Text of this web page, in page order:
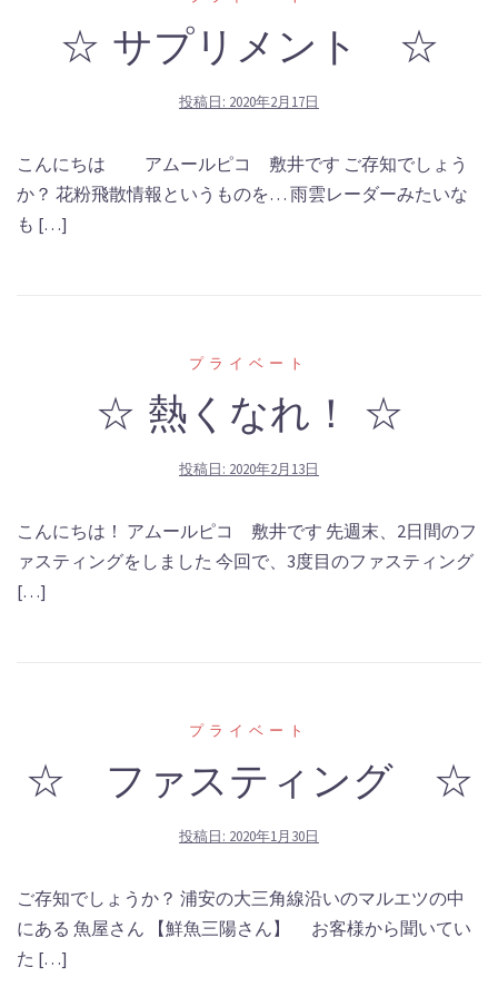
☆ サプリメント ☆
投稿日: 2020年2月17日
こんにちは アムールピコ 敷井です ご存知でしょう
か？ 花粉飛散情報というものを… 雨雲レーダーみたいな
も […]
プライベート
☆ 熱くなれ！ ☆
投稿日: 2020年2月13日
こんにちは！ アムールピコ 敷井です 先週末、2日間のフ
ァスティングをしました 今回で、3度目のファスティング
[…]
プライベート
☆ ファスティング ☆
投稿日: 2020年1月30日
ご存知でしょうか？ 浦安の大三角線沿いのマルエツの中
にある 魚屋さん 【鮮魚三陽さん】 お客様から聞いてい
た […]